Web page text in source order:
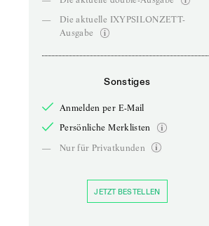
—
Die aktuelle IXYPSILONZETT-
Ausgabe
Sonstiges
Anmelden per E-Mail
Persönliche Merklisten
—
Nur für Privatkunden
JETZT BESTELLEN